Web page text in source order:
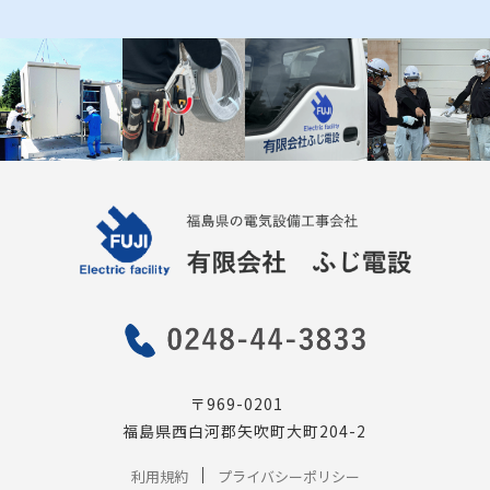
〒969-0201
福島県西白河郡矢吹町大町204-2
利用規約 プライバシーポリシー